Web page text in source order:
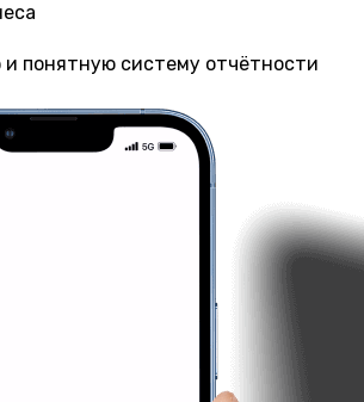
и понятную систему отчётности